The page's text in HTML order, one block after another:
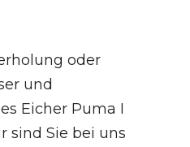
oder
und
Eicher Puma I
sind Sie bei uns